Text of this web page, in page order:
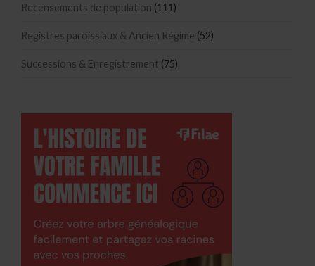
Recensements de population (111)
Registres paroissiaux & Ancien Régime (52)
Successions & Enregistrement (75)